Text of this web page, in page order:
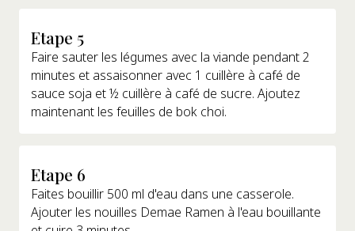
Etape 5
Faire sauter les légumes avec la viande pendant 2
minutes et assaisonner avec 1 cuillère à café de
sauce soja et ½ cuillère à café de sucre. Ajoutez
maintenant les feuilles de bok choi.
Etape 6
Faites bouillir 500 ml d'eau dans une casserole.
Ajouter les nouilles Demae Ramen à l'eau bouillante